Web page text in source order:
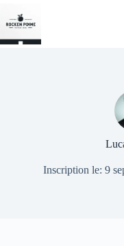
contenu
Inscription le: 9